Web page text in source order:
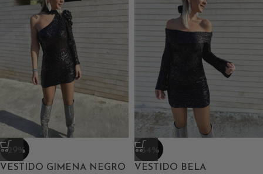
-29%
VESTIDO GIMENA NEGRO
-34%
VESTIDO BELA